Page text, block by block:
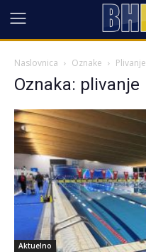
Naslovnica Oznake Plivanje
Oznaka: plivanje
Aktuelno